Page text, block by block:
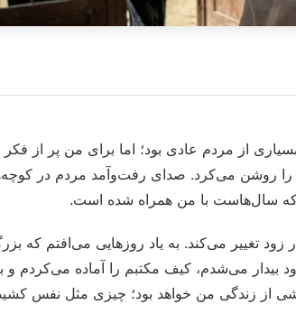
از مردم عادی بود؛ اما برای من پر از فکر
را روشن می‌کرد. صدای رفت‌وآمد مردم در
سال‌هاست با من همراه شده است.
تغییر می‌کند. به یاد روزهایی می‌افتم که
بیدار می‌شدم، کیف مکتبم را آماده می‌کردم
از زندگی من خواهد بود؛ چیزی مثل نفس